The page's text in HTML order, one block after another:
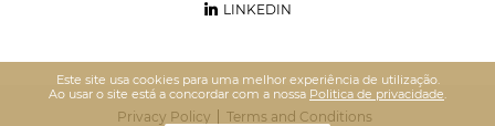
LINKEDIN
Privacy Policy
Terms and Conditions
Este site usa cookies para uma melhor experiência de utilização.
Ao usar o site está a concordar com a nossa Politica de privacidade.